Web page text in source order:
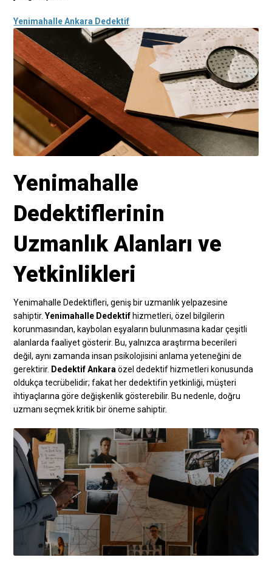
Yenimahalle Ankara Dedektif
Yenimahalle
Dedektiflerinin
Uzmanlık Alanları ve
Yetkinlikleri
Yenimahalle Dedektifleri, geniş bir uzmanlık yelpazesine
sahiptir.Yenimahalle Dedektif hizmetleri, özel bilgilerin
korunmasından, kaybolan eşyaların bulunmasına kadar çeşitli
alanlarda faaliyet gösterir. Bu, yalnızca araştırma becerileri
değil, aynı zamanda insan psikolojisini anlama yeteneğini de
gerektirir. Dedektif Ankara özel dedektif hizmetleri konusunda
oldukça tecrübelidir; fakat her dedektifin yetkinliği, müşteri
ihtiyaçlarına göre değişkenlik gösterebilir. Bu nedenle, doğru
uzmanı seçmek kritik bir öneme sahiptir.